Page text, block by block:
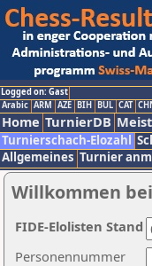
Logged on: Gast
Arabic ARM AZE BIH BUL CAT
Home TurnierDB
Turnierschach-Elozahl
Allgemeines Turnier
Willkommen
Personennummer
FIDE-Elolisten Stand